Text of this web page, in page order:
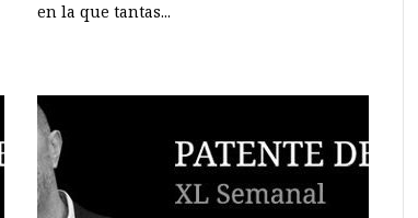
en la que tantas...